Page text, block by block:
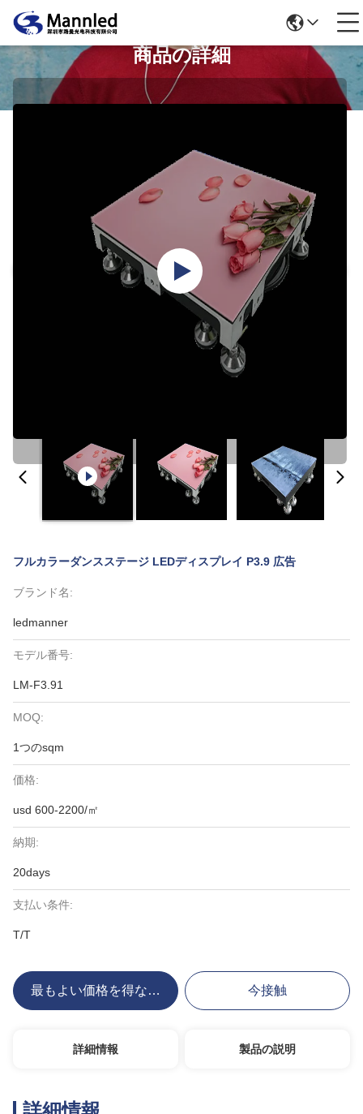
商品の詳細
フルカラーダンスステージ LEDディスプレイ P3.9 広告
ブランド名:
ledmanner
モデル番号:
LM-F3.91
MOQ:
1つのsqm
価格:
usd 600-2200/㎡
納期:
20days
支払い条件:
T/T
最もよい価格を得なさい 今接触
詳細情報 製品の説明